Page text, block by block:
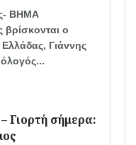
ΒΗΜΑ
ο
Γιάννης
Γιορτή σήμερα: